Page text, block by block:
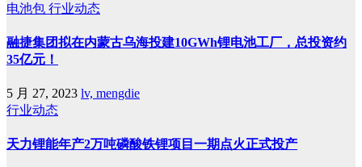
电池包 行业动态
融捷集团拟在内蒙古乌海投建10GWh锂电池工厂，总投资约
35亿元！
5 月 27, 2023 lv, mengdie
行业动态
天力锂能年产2万吨磷酸铁锂项目一期点火正式投产